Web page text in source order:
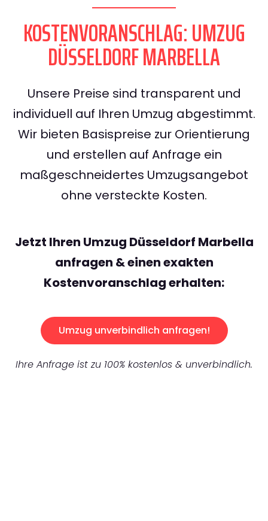
KOSTENVORANSCHLAG: UMZUG
DÜSSELDORF MARBELLA
Unsere Preise sind transparent und
individuell auf Ihren Umzug abgestimmt.
Wir bieten Basispreise zur Orientierung
und erstellen auf Anfrage ein
maßgeschneidertes Umzugsangebot
ohne versteckte Kosten.
Jetzt Ihren Umzug Düsseldorf Marbella
anfragen & einen exakten
Kostenvoranschlag erhalten:
Umzug unverbindlich anfragen!
Ihre Anfrage ist zu 100% kostenlos & unverbindlich.